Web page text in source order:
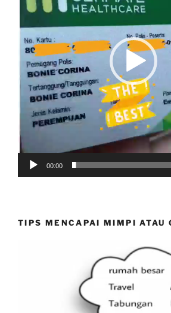
00:00
TIPS MENCAPAI MIMPI ATAU